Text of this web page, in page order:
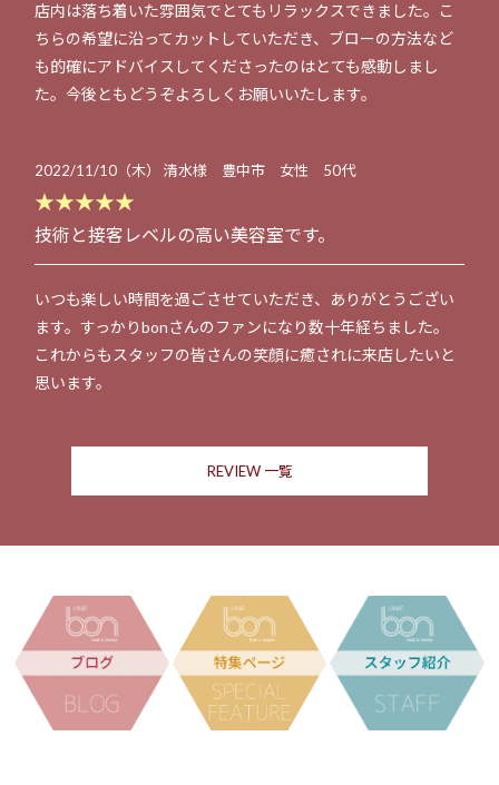
店内は落ち着いた雰囲気でとてもリラックスできました。こ
ちらの希望に沿ってカットしていただき、ブローの方法など
も的確にアドバイスしてくださったのはとても感動しまし
た。今後ともどうぞよろしくお願いいたします。
2022/11/10（木） 清水様 豊中市 女性 50代
★★★★★
技術と接客レベルの高い美容室です。
いつも楽しい時間を過ごさせていただき、ありがとうござい
ます。すっかりbonさんのファンになり数十年経ちました。
これからもスタッフの皆さんの笑顔に癒されに来店したいと
思います。
REVIEW 一覧